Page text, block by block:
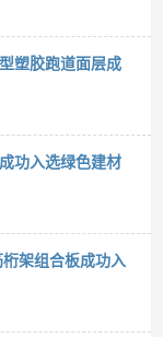
塑胶跑道面层成
功入选绿色建材
架组合板成功入